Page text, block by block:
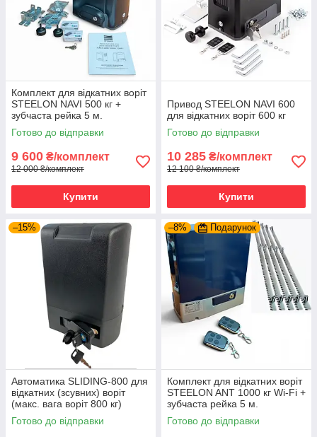
Комплект для відкатних воріт
STEELON NAVI 500 кг +
зубчаста рейка 5 м.
Готово до відправки
9 600 ₴/комплект
12 000 ₴/комплект
Купити
Привод STEELON NAVI 600
для відкатних воріт 600 кг
Готово до відправки
10 285 ₴/комплект
12 100 ₴/комплект
Купити
–15%
Автоматика SLIDING-800 для
відкатних (зсувних) воріт
(макс. вага воріт 800 кг)
Готово до відправки
–8% Подарунок
Комплект для відкатних воріт
STEELON ANT 1000 кг Wi-Fi +
зубчаста рейка 5 м.
Готово до відправки